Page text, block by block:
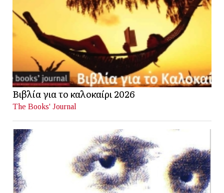
Βιβλία για το καλοκαίρι 2026
The Books' Journal